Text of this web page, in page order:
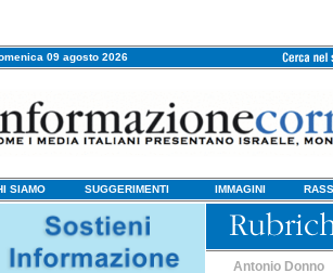
09 agosto 2026
SIAMO SUGGERIMENTI IMMAGINI
Antonio Donno